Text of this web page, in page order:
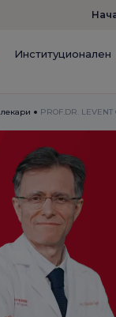
Институционален
лекари PROF.DR. LEVENT